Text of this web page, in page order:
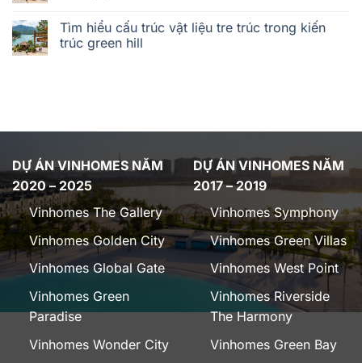
Tìm hiểu cấu trúc vật liệu tre trúc trong kiến
trúc green hill
DỰ ÁN VINHOMES NĂM
2020 – 2025
Vinhomes The Gallery
Vinhomes Golden City
Vinhomes Global Gate
Vinhomes Green
Paradise
Vinhomes Wonder City
DỰ ÁN VINHOMES NĂM
2017 – 2019
Vinhomes Symphony
Vinhomes Green Villas
Vinhomes West Point
Vinhomes Riverside
The Harmony
Vinhomes Green Bay